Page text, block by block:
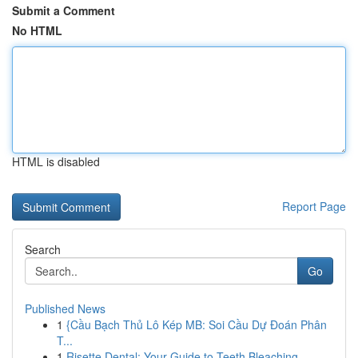
Submit a Comment
No HTML
HTML is disabled
Report Page
Search
Go
Published News
1 {Cầu Bạch Thủ Lô Kép MB: Soi Cầu Dự Đoán Phân
T...